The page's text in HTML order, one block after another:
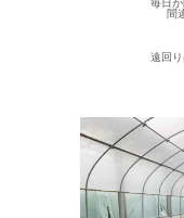
毎日
間
遠回り